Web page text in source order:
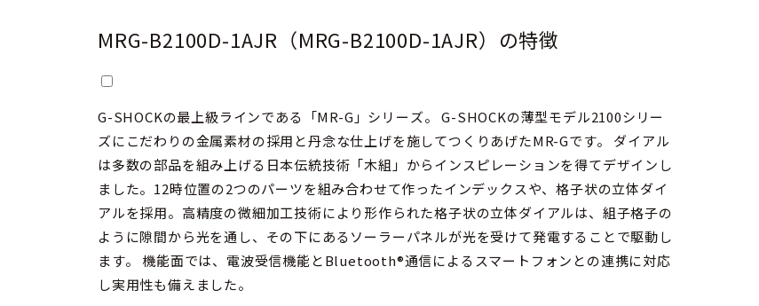
MRG-B2100D-1AJR（MRG-B2100D-1AJR）の特徴
G-SHOCKの最上級ラインである「MR-G」シリーズ。 G-SHOCKの薄型モデル2100シリー
ズにこだわりの金属素材の採用と丹念な仕上げを施してつくりあげたMR-Gです。 ダイアル
は多数の部品を組み上げる日本伝統技術「木組」からインスピレーションを得てデザインし
ました。12時位置の2つのパーツを組み合わせて作ったインデックスや、格子状の立体ダイ
アルを採用。高精度の微細加工技術により形作られた格子状の立体ダイアルは、組子格子の
ように隙間から光を通し、その下にあるソーラーパネルが光を受けて発電することで駆動し
ます。 機能面では、電波受信機能とBluetooth®通信によるスマートフォンとの連携に対応
し実用性も備えました。